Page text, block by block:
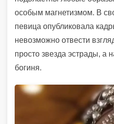
особым магнетизмом. В
певица опубликовала
невозможно отвести
просто звезда эстрады, а
богиня.